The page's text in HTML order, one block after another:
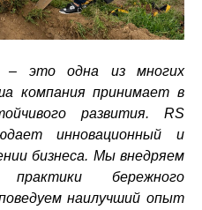
­– это одна из многих
компания принимает в
развития. RS
инновационный и
бизнеса. Мы внедряем
бережного
наилучший опыт